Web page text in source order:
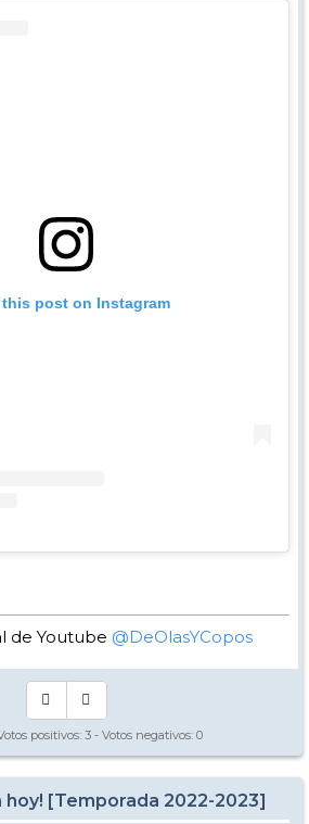
this post on Instagram
de Youtube @DeOlasYCopos
positivos: 3 - Votos negativos: 0
hoy! [Temporada 2022-2023]